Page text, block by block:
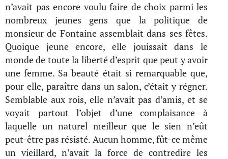
n’avait pas encore voulu faire de choix parmi les
nombreux jeunes gens que la politique de
monsieur de Fontaine assemblait dans ses fêtes.
Quoique jeune encore, elle jouissait dans le
monde de toute la liberté d’esprit que peut y avoir
une femme. Sa beauté était si remarquable que,
pour elle, paraître dans un salon, c’était y régner.
Semblable aux rois, elle n’avait pas d’amis, et se
voyait partout l’objet d’une complaisance à
laquelle un naturel meilleur que le sien n’eût
peut-être pas résisté. Aucun homme, fût-ce même
un vieillard, n’avait la force de contredire les